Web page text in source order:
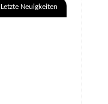
Letzte Neuigkeiten